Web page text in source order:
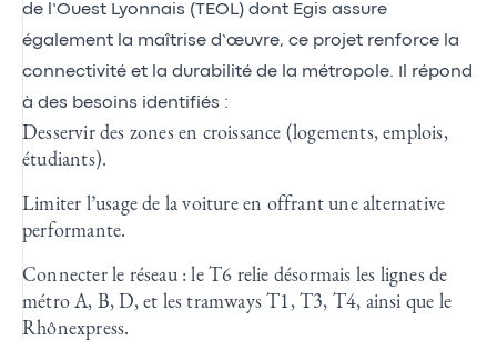
de l’Ouest Lyonnais (TEOL) dont Egis assure
également la maîtrise d’œuvre, ce projet renforce la
connectivité et la durabilité de la métropole. Il répond
à des besoins identifiés :
Desservir des zones en croissance (logements, emplois,
étudiants).
Limiter l’usage de la voiture en offrant une alternative
performante.
Connecter le réseau : le T6 relie désormais les lignes de
métro A, B, D, et les tramways T1, T3, T4, ainsi que le
Rhônexpress.